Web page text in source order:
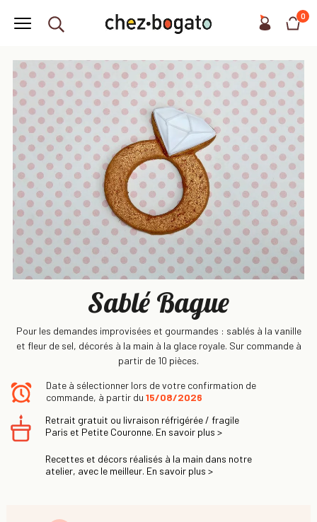
0
Sablé Bague
Pour les demandes improvisées et gourmandes : sablés à la vanille
et fleur de sel, décorés à la main à la glace royale. Sur commande à
partir de 10 pièces.
Date à sélectionner lors de votre confirmation de
commande, à partir du 15/08/2026
Retrait gratuit ou livraison réfrigérée / fragile
Paris et Petite Couronne. En savoir plus >
Recettes et décors réalisés à la main dans notre
atelier, avec le meilleur. En savoir plus >